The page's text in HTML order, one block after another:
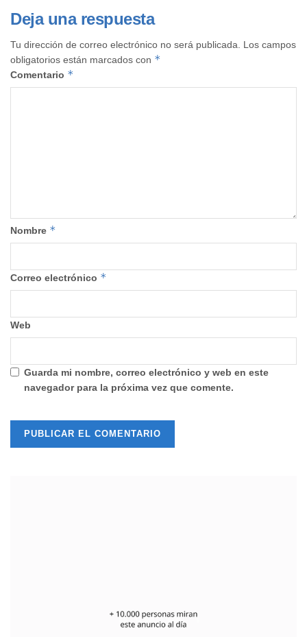
Deja una respuesta
Tu dirección de correo electrónico no será publicada.
Los campos
obligatorios están marcados con *
Comentario *
Nombre *
Correo electrónico *
Web
Guarda mi nombre, correo electrónico y web en este
navegador para la próxima vez que comente.